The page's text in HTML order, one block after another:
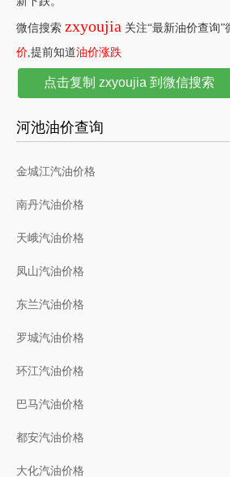
微信搜索 zxyoujia 关注“最新油价查询”
价,提前知道油价涨跌
点击复制 zxyoujia 到微信搜索
河池油价查询
金城江汽油价格
南丹汽油价格
天峨汽油价格
凤山汽油价格
东兰汽油价格
罗城汽油价格
环江汽油价格
巴马汽油价格
都安汽油价格
大化汽油价格